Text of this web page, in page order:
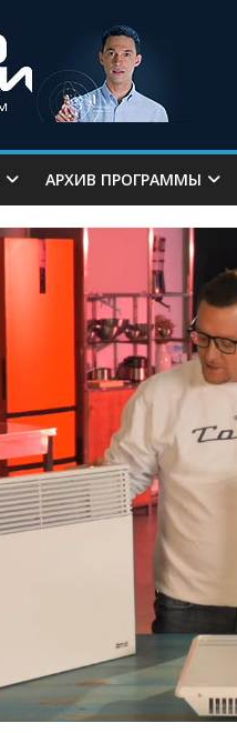
АРХИВ ПРОГРАММЫ